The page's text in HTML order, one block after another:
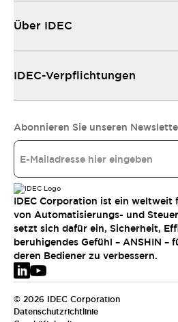
Über IDEC
IDEC-Verpflichtungen
Abonnieren Sie unseren
IDEC Corporation ist ein weltweit
von Automatisierungs- und
setzt sich dafür ein, Sicherheit,
beruhigendes Gefühl – ANSHIN –
deren Bediener zu verbessern.
© 2026 IDEC Corporation
Datenschutzrichtlinie